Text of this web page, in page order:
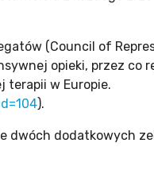
(Council of
opieki, przez co
terapii w Europie.
).
dwóch dodatkowych